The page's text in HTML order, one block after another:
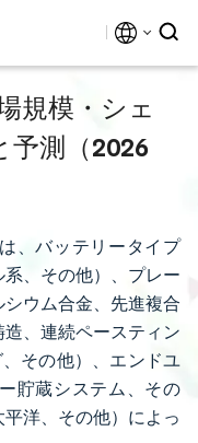
規模・シェ
予測（2026
、バッテリータイプ
系、その他）、プレー
ウム合金、先進複合
、連続ペースティン
その他）、エンドユ
貯蔵システム、その
洋、その他）によっ